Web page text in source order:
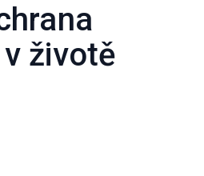
životě